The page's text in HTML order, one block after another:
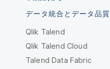
データ統合とデータ品質
Qlik Talend
Qlik Talend Cloud
Talend Data Fabric